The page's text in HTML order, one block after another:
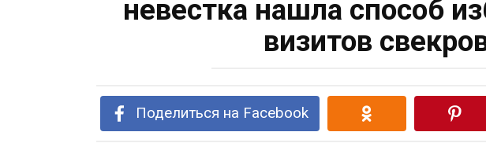
невестка нашла способ
визитов
Поделиться на Facebook